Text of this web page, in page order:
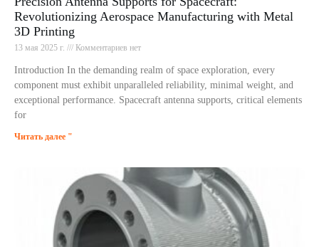
Revolutionizing Aerospace Manufacturing with Metal
3D Printing
13 мая 2025 г. Комментариев нет
Introduction In the demanding realm of space exploration, every
component must exhibit unparalleled reliability, minimal weight, and
exceptional performance. Spacecraft antenna supports, critical elements
for
Читать далее "